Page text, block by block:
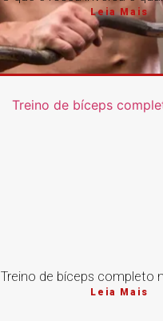
Leia Mais
Treino de bíceps completo
Leia Mais